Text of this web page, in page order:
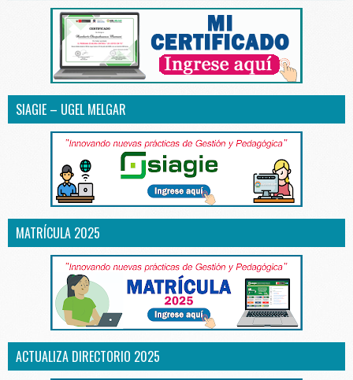
SIAGIE – UGEL MELGAR
MATRÍCULA 2025
ACTUALIZA DIRECTORIO 2025